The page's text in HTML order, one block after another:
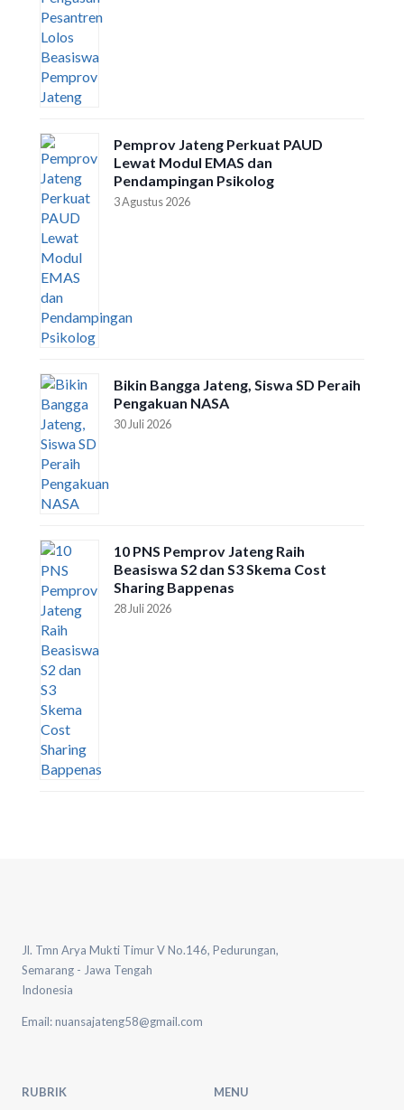
Pemprov Jateng Perkuat PAUD
Lewat Modul EMAS dan
Pendampingan Psikolog
3 Agustus 2026
Bikin Bangga Jateng, Siswa SD Peraih
Pengakuan NASA
30 Juli 2026
10 PNS Pemprov Jateng Raih
Beasiswa S2 dan S3 Skema Cost
Sharing Bappenas
28 Juli 2026
Jl. Tmn Arya Mukti Timur V No.146, Pedurungan,
Semarang - Jawa Tengah
Indonesia
Email: nuansajateng58@gmail.com
RUBRIK MENU